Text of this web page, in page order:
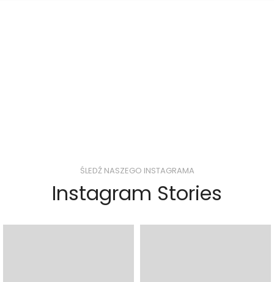
ŚLEDŹ NASZEGO INSTAGRAMA
Instagram Stories